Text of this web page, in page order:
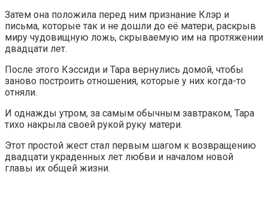
Затем она положила перед ним признание Клэр и
письма, которые так и не дошли до её матери, раскрыв
миру чудовищную ложь, скрываемую им на протяжении
двадцати лет.
После этого Кэссиди и Тара вернулись домой, чтобы
заново построить отношения, которые у них когда-то
отняли.
И однажды утром, за самым обычным завтраком, Тара
тихо накрыла своей рукой руку матери.
Этот простой жест стал первым шагом к возвращению
двадцати украденных лет любви и началом новой
главы их общей жизни.